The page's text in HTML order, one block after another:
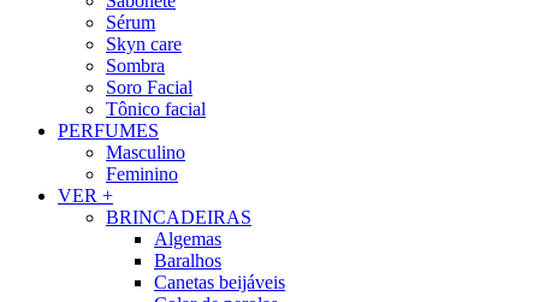
Sérum
Skyn care
Sombra
Soro Facial
Tônico facial
PERFUMES
Masculino
Feminino
VER +
BRINCADEIRAS
Algemas
Baralhos
Canetas beijáveis